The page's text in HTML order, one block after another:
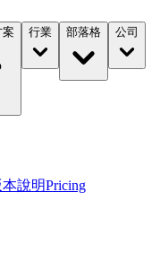
案 行業 部落格 公司
本說明Pricing